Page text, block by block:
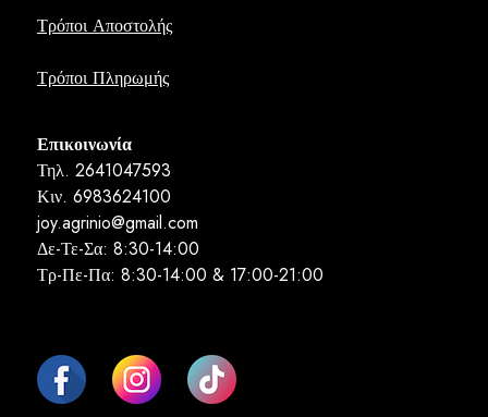
Τρόποι Αποστολής
Τρόποι Πληρωμής
Επικοινωνία
Τηλ. 2641047593
Κιν. 6983624100
joy.agrinio@gmail.com
Δε-Τε-Σα: 8:30-14:00
Τρ-Πε-Πα: 8:30-14:00 & 17:00-21:00